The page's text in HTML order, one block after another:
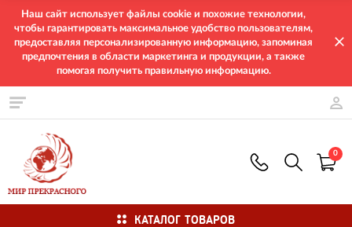
Наш сайт использует файлы cookie и похожие технологии,
чтобы гарантировать максимальное удобство пользователям,
предоставляя персонализированную информацию, запоминая
предпочтения в области маркетинга и продукции, а также
помогая получить правильную информацию.
0
КАТАЛОГ ТОВАРОВ